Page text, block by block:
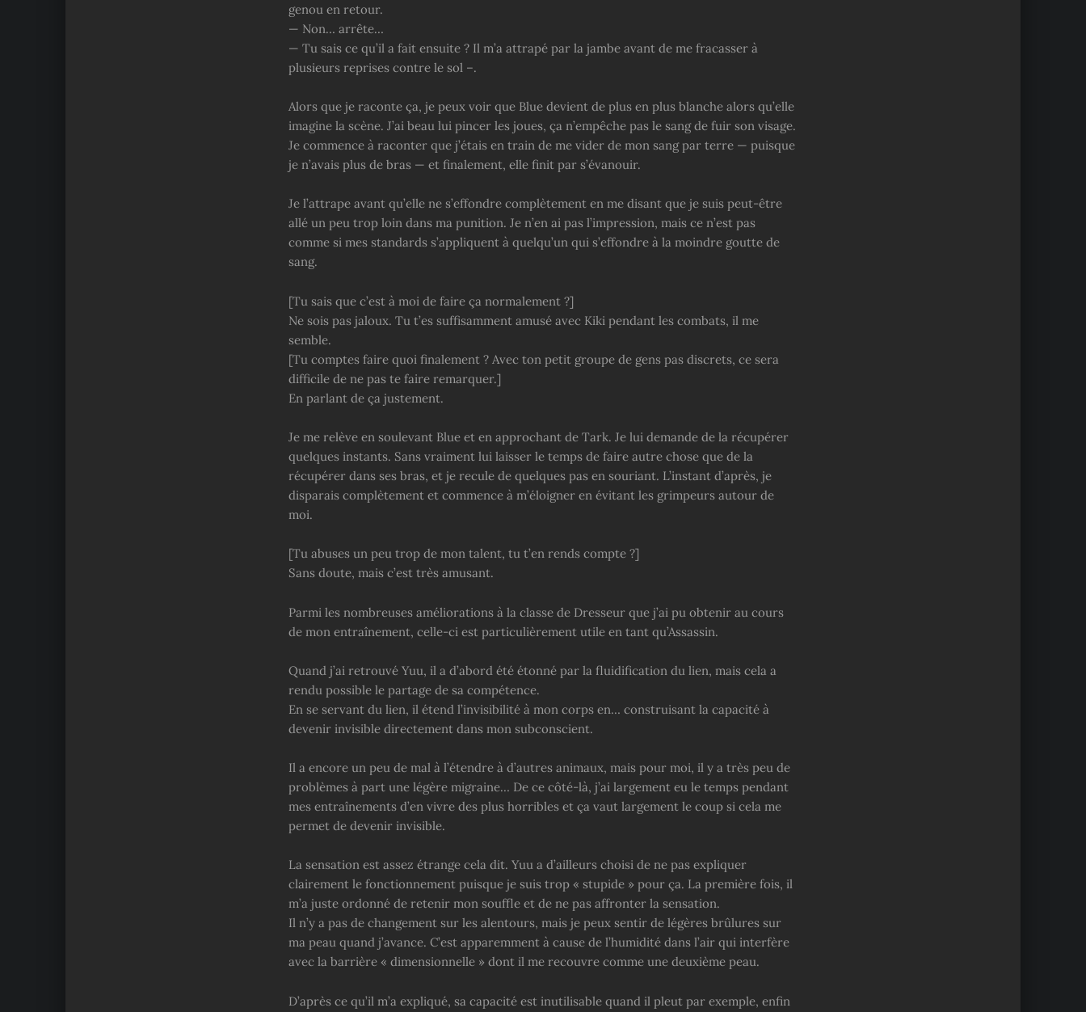
genou en retour.
— Non… arrête…
— Tu sais ce qu’il a fait ensuite ? Il m’a attrapé par la jambe avant de me fracasser à
plusieurs reprises contre le sol –.
Alors que je raconte ça, je peux voir que Blue devient de plus en plus blanche alors qu’elle
imagine la scène. J’ai beau lui pincer les joues, ça n’empêche pas le sang de fuir son visage.
Je commence à raconter que j’étais en train de me vider de mon sang par terre — puisque
je n’avais plus de bras — et finalement, elle finit par s’évanouir.
Je l’attrape avant qu’elle ne s’effondre complètement en me disant que je suis peut-être
allé un peu trop loin dans ma punition. Je n’en ai pas l’impression, mais ce n’est pas
comme si mes standards s’appliquent à quelqu’un qui s’effondre à la moindre goutte de
sang.
[Tu sais que c’est à moi de faire ça normalement ?]
Ne sois pas jaloux. Tu t’es suffisamment amusé avec Kiki pendant les combats, il me
semble.
[Tu comptes faire quoi finalement ? Avec ton petit groupe de gens pas discrets, ce sera
difficile de ne pas te faire remarquer.]
En parlant de ça justement.
Je me relève en soulevant Blue et en approchant de Tark. Je lui demande de la récupérer
quelques instants. Sans vraiment lui laisser le temps de faire autre chose que de la
récupérer dans ses bras, et je recule de quelques pas en souriant. L’instant d’après, je
disparais complètement et commence à m’éloigner en évitant les grimpeurs autour de
moi.
[Tu abuses un peu trop de mon talent, tu t’en rends compte ?]
Sans doute, mais c’est très amusant.
Parmi les nombreuses améliorations à la classe de Dresseur que j’ai pu obtenir au cours
de mon entraînement, celle-ci est particulièrement utile en tant qu’Assassin.
Quand j’ai retrouvé Yuu, il a d’abord été étonné par la fluidification du lien, mais cela a
rendu possible le partage de sa compétence.
En se servant du lien, il étend l’invisibilité à mon corps en… construisant la capacité à
devenir invisible directement dans mon subconscient.
Il a encore un peu de mal à l’étendre à d’autres animaux, mais pour moi, il y a très peu de
problèmes à part une légère migraine… De ce côté-là, j’ai largement eu le temps pendant
mes entraînements d’en vivre des plus horribles et ça vaut largement le coup si cela me
permet de devenir invisible.
La sensation est assez étrange cela dit. Yuu a d’ailleurs choisi de ne pas expliquer
clairement le fonctionnement puisque je suis trop « stupide » pour ça. La première fois, il
m’a juste ordonné de retenir mon souffle et de ne pas affronter la sensation.
Il n’y a pas de changement sur les alentours, mais je peux sentir de légères brûlures sur
ma peau quand j’avance. C’est apparemment à cause de l’humidité dans l’air qui interfère
avec la barrière « dimensionnelle » dont il me recouvre comme une deuxième peau.
D’après ce qu’il m’a expliqué, sa capacité est inutilisable quand il pleut par exemple, enfin